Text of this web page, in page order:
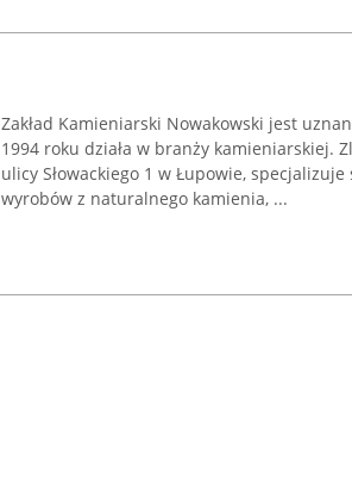
Zakład Kamieniarski Nowakowski jest
1994 roku działa w branży kamieniarskiej.
ulicy Słowackiego 1 w Łupowie,
wyrobów z naturalnego kamienia, ...